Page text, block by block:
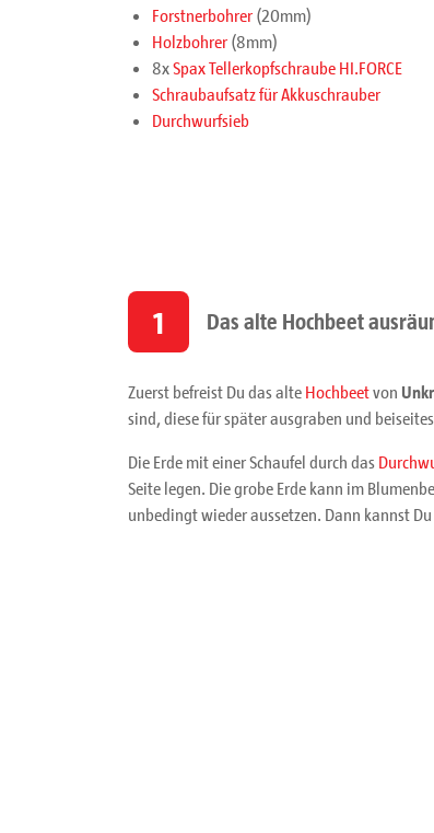
Forstnerbohrer (20mm)
Holzbohrer (8mm)
8xSpax Tellerkopfschraube HI.FORCE
Schraubaufsatz für Akkuschrauber
Durchwurfsieb
1 Das alte Hochbeet
Zuerst befreist Du das alte Hochbeetvon
sind, diese für später ausgraben und
Die Erde mit einer Schaufel durch das
Seite legen. Die grobe Erde kann im
unbedingt wieder aussetzen. Dann kannst